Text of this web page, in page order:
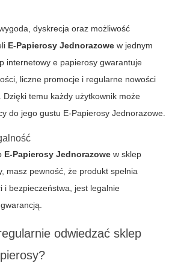
dyskrecja oraz możliwość
E-Papierosy Jednorazowe w jednym
internetowy e papierosy gwarantuje
liczne promocje i regularne nowości
Dzięki temu każdy użytkownik może
do jego gustu E-Papierosy Jednorazowe.
E-Papierosy Jednorazowe w sklep
, masz pewność, że produkt spełnia
i bezpieczeństwa, jest legalnie
odwiedzać sklep
?